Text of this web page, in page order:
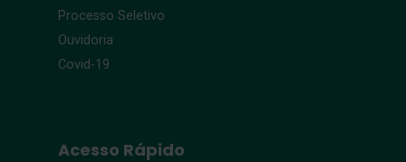
Processo Seletivo
Ouvidoria
Covid-19
Acesso Rápido